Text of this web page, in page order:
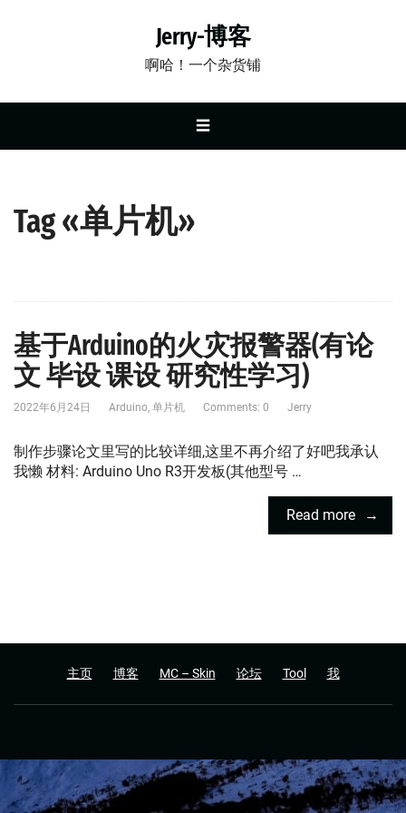
Jerry-博客
啊哈！一个杂货铺
☰
Tag «单片机»
基于Arduino的火灾报警器(有论
文 毕设 课设 研究性学习)
2022年6月24日 Arduino, 单片机 Comments: 0 Jerry
制作步骤论文里写的比较详细,这里不再介绍了好吧我承认
我懒 材料: Arduino Uno R3开发板(其他型号 …
Read more
主页 博客 MC – Skin 论坛 Tool 我